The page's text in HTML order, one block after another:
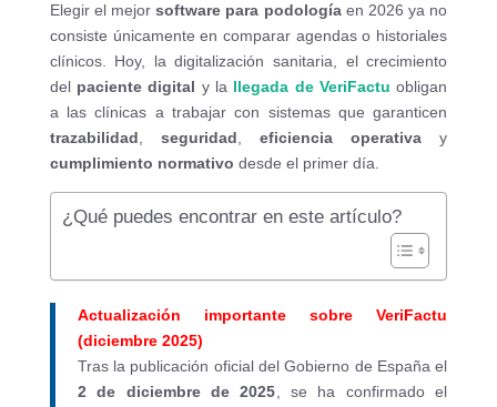
Elegir el mejorsoftware para podologíaen 2026 ya no
consiste únicamente en comparar agendas o historiales
clínicos. Hoy, la digitalización sanitaria, el crecimiento
del paciente digital y la llegada de VeriFactu obligan
a las clínicas a trabajar con sistemas que garanticen
trazabilidad, seguridad,eficiencia operativa y
cumplimiento normativo desde el primer día.
¿Qué puedes encontrar en este artículo?
Actualización importante sobre VeriFactu
(diciembre 2025)
Tras la publicación oficial del Gobierno de España el
2 de diciembre de 2025, se ha confirmado el